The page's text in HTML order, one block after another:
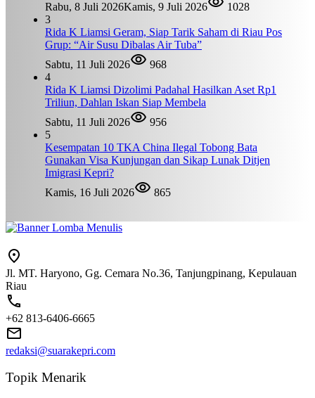
Rabu, 8 Juli 2026Kamis, 9 Juli 2026
1028
3
Rida K Liamsi Geram, Siap Tarik Saham di Riau Pos
Grup: “Air Susu Dibalas Air Tuba”
Sabtu, 11 Juli 2026
968
4
Rida K Liamsi Dizolimi Padahal Hasilkan Aset Rp1
Triliun, Dahlan Iskan Siap Membela
Sabtu, 11 Juli 2026
956
5
Kesempatan 10 TKA China Ilegal Tobong Bata
Gunakan Visa Kunjungan dan Sikap Lunak Ditjen
Imigrasi Kepri?
Kamis, 16 Juli 2026
865
Jl. MT. Haryono, Gg. Cemara No.36, Tanjungpinang, Kepulauan
Riau
+62 813-6406-6665
redaksi@suarakepri.com
Topik Menarik